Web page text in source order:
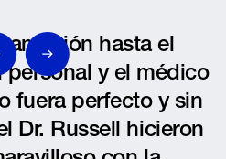
hasta el
personal y el médico
fuera perfecto y sin
Dr. Russell hicieron